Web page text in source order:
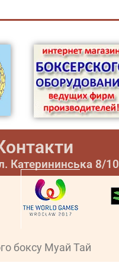
Катерининська 8/10
боксу Муай Тай